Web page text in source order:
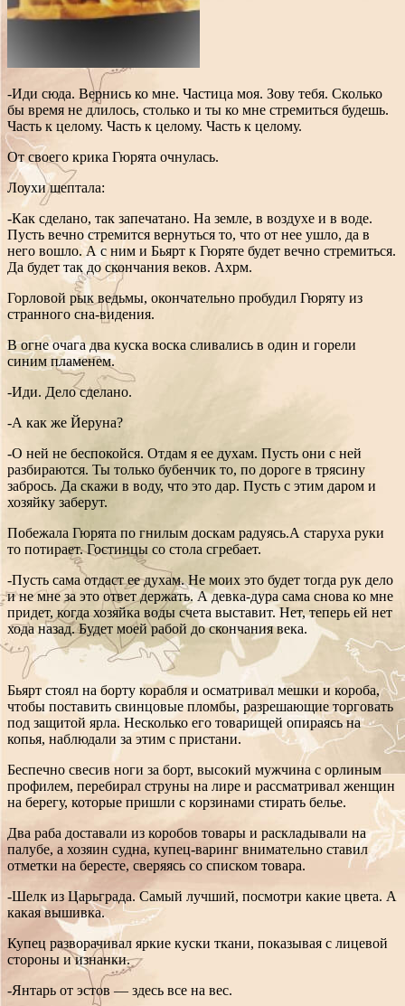
-Иди сюда. Вернись ко мне. Частица моя. Зову тебя. Сколько
бы время не длилось, столько и ты ко мне стремиться будешь.
Часть к целому. Часть к целому. Часть к целому.
От своего крика Гюрята очнулась.
Лоухи шептала:
-Как сделано, так запечатано. На земле, в воздухе и в воде.
Пусть вечно стремится вернуться то, что от нее ушло, да в
него вошло. А с ним и Бьярт к Гюряте будет вечно стремиться.
Да будет так до скончания веков. Ахрм.
Горловой рык ведьмы, окончательно пробудил Гюряту из
странного сна-видения.
В огне очага два куска воска сливались в один и горели
синим пламенем.
-Иди. Дело сделано.
-А как же Йеруна?
-О ней не беспокойся. Отдам я ее духам. Пусть они с ней
разбираются. Ты только бубенчик то, по дороге в трясину
забрось. Да скажи в воду, что это дар. Пусть с этим даром и
хозяйку заберут.
Побежала Гюрята по гнилым доскам радуясь.А старуха руки
то потирает. Гостинцы со стола сгребает.
-Пусть сама отдаст ее духам. Не моих это будет тогда рук дело
и не мне за это ответ держать. А девка-дура сама снова ко мне
придет, когда хозяйка воды счета выставит. Нет, теперь ей нет
хода назад. Будет моей рабой до скончания века.
Бьярт стоял на борту корабля и осматривал мешки и короба,
чтобы поставить свинцовые пломбы, разрешающие торговать
под защитой ярла. Несколько его товарищей опираясь на
копья, наблюдали за этим с пристани.
Беспечно свесив ноги за борт, высокий мужчина с орлиным
профилем, перебирал струны на лире и рассматривал женщин
на берегу, которые пришли с корзинами стирать белье.
Два раба доставали из коробов товары и раскладывали на
палубе, а хозяин судна, купец-варинг внимательно ставил
отметки на бересте, сверяясь со списком товара.
-Шелк из Царьграда. Самый лучший, посмотри какие цвета. А
какая вышивка.
Купец разворачивал яркие куски ткани, показывая с лицевой
стороны и изнанки.
-Янтарь от эстов — здесь все на вес.